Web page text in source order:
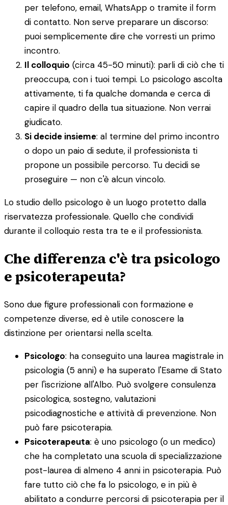
per telefono, email, WhatsApp o tramite il form
di contatto. Non serve preparare un discorso:
puoi semplicemente dire che vorresti un primo
incontro.
Il colloquio (circa 45-50 minuti): parli di ciò che ti
preoccupa, con i tuoi tempi. Lo psicologo ascolta
attivamente, ti fa qualche domanda e cerca di
capire il quadro della tua situazione. Non verrai
giudicato.
Si decide insieme: al termine del primo incontro
o dopo un paio di sedute, il professionista ti
propone un possibile percorso. Tu decidi se
proseguire — non c'è alcun vincolo.
Lo studio dello psicologo è un luogo protetto dalla
riservatezza professionale. Quello che condividi
durante il colloquio resta tra te e il professionista.
Che differenza c'è tra psicologo
e psicoterapeuta?
Sono due figure professionali con formazione e
competenze diverse, ed è utile conoscere la
distinzione per orientarsi nella scelta.
Psicologo: ha conseguito una laurea magistrale in
psicologia (5 anni) e ha superato l'Esame di Stato
per l'iscrizione all'Albo. Può svolgere consulenza
psicologica, sostegno, valutazioni
psicodiagnostiche e attività di prevenzione. Non
può fare psicoterapia.
Psicoterapeuta: è uno psicologo (o un medico)
che ha completato una scuola di specializzazione
post-laurea di almeno 4 anni in psicoterapia. Può
fare tutto ciò che fa lo psicologo, e in più è
abilitato a condurre percorsi di psicoterapia per il